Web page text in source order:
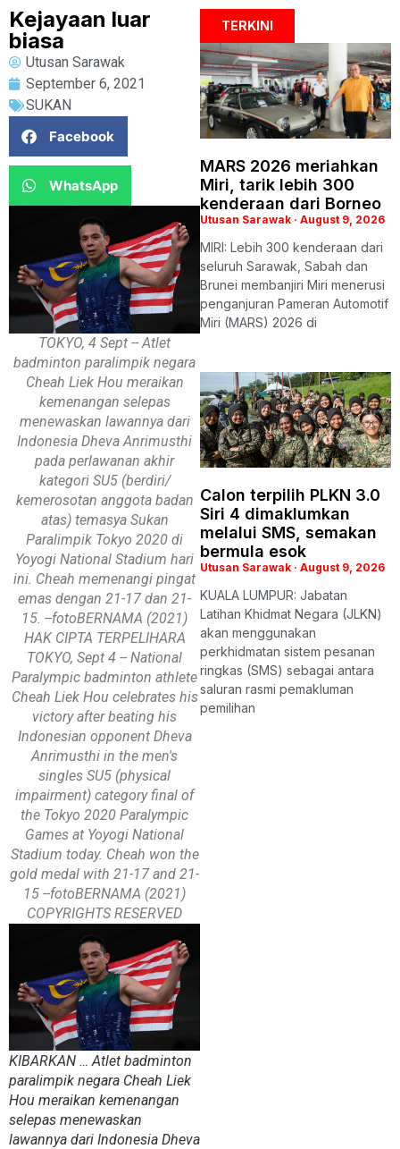
Kejayaan luar
biasa
Utusan Sarawak
September 6, 2021
SUKAN
Facebook
WhatsApp
TOKYO, 4 Sept -- Atlet
badminton paralimpik negara
Cheah Liek Hou meraikan
kemenangan selepas
menewaskan lawannya dari
Indonesia Dheva Anrimusthi
pada perlawanan akhir
kategori SU5 (berdiri/
kemerosotan anggota badan
atas) temasya Sukan
Paralimpik Tokyo 2020 di
Yoyogi National Stadium hari
ini. Cheah memenangi pingat
emas dengan 21-17 dan 21-
15. --fotoBERNAMA (2021)
HAK CIPTA TERPELIHARA
TOKYO, Sept 4 -- National
Paralympic badminton athlete
Cheah Liek Hou celebrates his
victory after beating his
Indonesian opponent Dheva
Anrimusthi in the men's
singles SU5 (physical
impairment) category final of
the Tokyo 2020 Paralympic
Games at Yoyogi National
Stadium today. Cheah won the
gold medal with 21-17 and 21-
15 --fotoBERNAMA (2021)
COPYRIGHTS RESERVED
KIBARKAN … Atlet badminton
paralimpik negara Cheah Liek
Hou meraikan kemenangan
selepas menewaskan
lawannya dari Indonesia Dheva
TERKINI
MARS 2026 meriahkan
Miri, tarik lebih 300
kenderaan dari Borneo
Utusan Sarawak August 9, 2026
MIRI: Lebih 300 kenderaan dari
seluruh Sarawak, Sabah dan
Brunei membanjiri Miri menerusi
penganjuran Pameran Automotif
Miri (MARS) 2026 di
Calon terpilih PLKN 3.0
Siri 4 dimaklumkan
melalui SMS, semakan
bermula esok
Utusan Sarawak August 9, 2026
KUALA LUMPUR: Jabatan
Latihan Khidmat Negara (JLKN)
akan menggunakan
perkhidmatan sistem pesanan
ringkas (SMS) sebagai antara
saluran rasmi pemakluman
pemilihan